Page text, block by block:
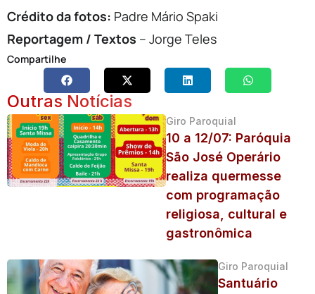
Crédito da fotos: Padre Mário Spaki
Reportagem / Textos – Jorge Teles
Compartilhe
Outras Notícias
Giro Paroquial
10 a 12/07: Paróquia
São José Operário
realiza quermesse
com programação
religiosa, cultural e
gastronômica
Giro Paroquial
Santuário